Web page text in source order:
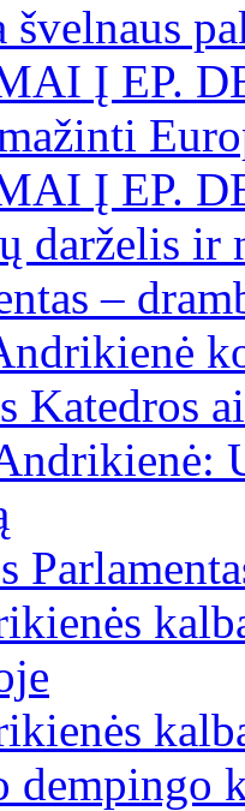
švelnaus
Į EP.
Į EP.
darželis ir
–
Katedros
dempingo